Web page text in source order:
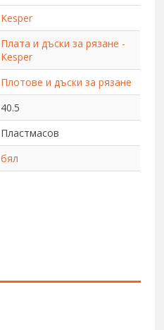
Kesper
Плата и дъски за рязане -
Kesper
Плотове и дъски за рязане
40.5
Пластмасов
бял